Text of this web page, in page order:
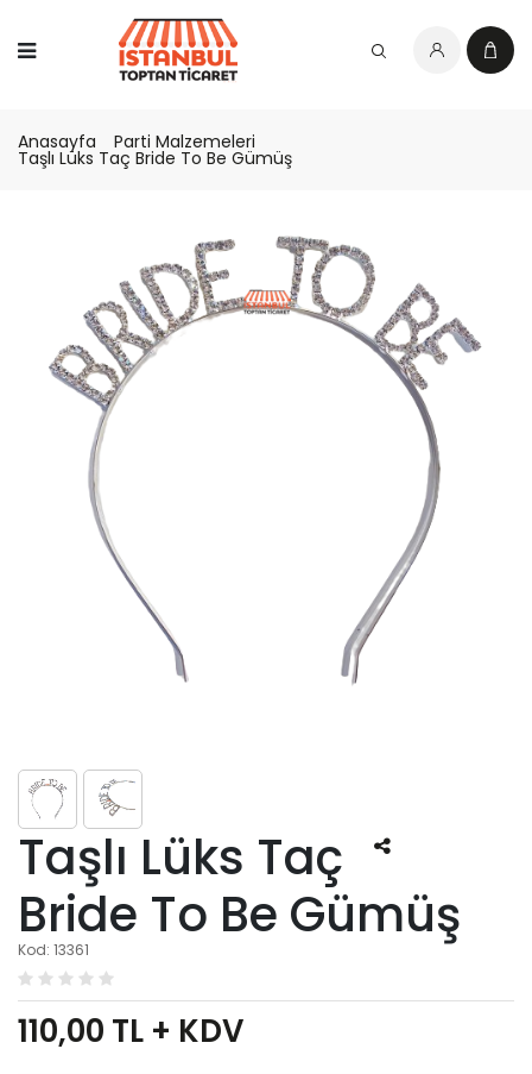
Anasayfa Parti Malzemeleri
Taşlı Lüks Taç Bride To Be Gümüş
Taşlı Lüks Taç
Bride To Be Gümüş
Kod: 13361
110,00 TL + KDV